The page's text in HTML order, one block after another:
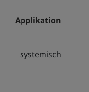
Applikation
systemisch